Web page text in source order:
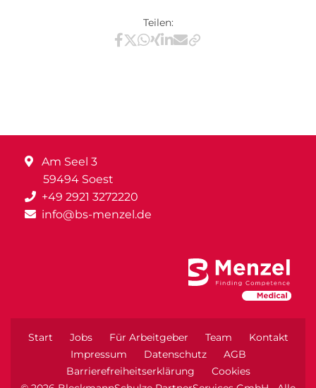
Teilen:
Teilen via Facebook
Teilen via X / Twitter
Teilen via WhatsApp
Teilen via Xing
Teilen via LinkedIn
Teilen via E-Mail
Am Seel 3
59494 Soest
+49 2921 3272220
info@bs-menzel.de
Start Jobs Für Arbeitgeber Team
Kontakt
Impressum
Datenschutz
AGB
Barrierefreiheitserklärung
Cookies